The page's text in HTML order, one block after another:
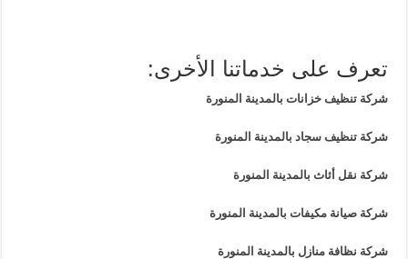
تعرف على خدماتنا الأخرى:
شركة تنظيف خزانات بالمدينة المنورة
شركة تنظيف سجاد بالمدينة المنورة
شركة نقل أثاث بالمدينة المنورة
شركة صيانة مكيفات بالمدينة المنورة
شركة نظافة منازل بالمدينة المنورة